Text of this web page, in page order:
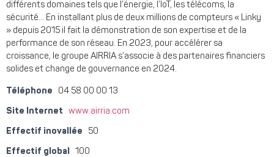
différents domaines tels que l’énergie, l’IoT, les télécoms, la
sécurité… En installant plus de deux millions de compteurs « Linky
» depuis 2015 il fait la démonstration de son expertise et de la
performance de son réseau. En 2023, pour accélérer sa
croissance, le groupe AIRRIA s’associe à des partenaires financiers
solides et change de gouvernance en 2024.
Téléphone 04 58 00 00 13
Site Internet www.airria.com
Effectif inovallée 50
Effectif global 100